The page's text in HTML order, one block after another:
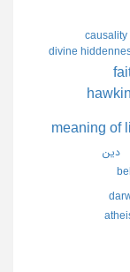
meaning of
دين
causality
divine